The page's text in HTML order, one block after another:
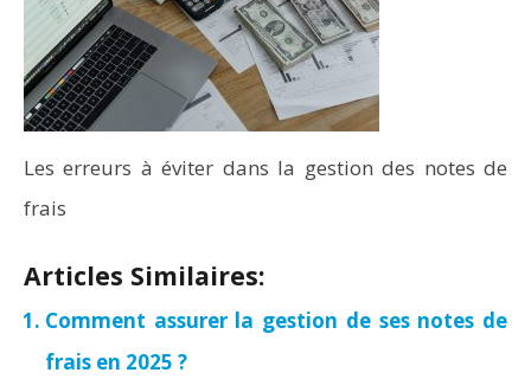
Les erreurs à éviter dans la gestion des notes de
frais
Articles Similaires:
Comment assurer la gestion de ses notes de
frais en 2025 ?